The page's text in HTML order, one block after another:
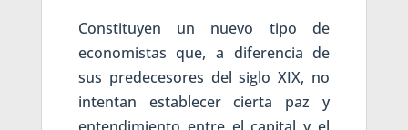
Constituyen un nuevo tipo de
economistas que, a diferencia de
sus predecesores del siglo XIX, no
intentan establecer cierta paz y